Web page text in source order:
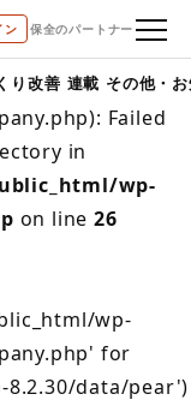
ン 保全のパートナー
り改善 連載 その他・
pe-
Failed
in
wp-
on line26
wp-
for
data/pear')